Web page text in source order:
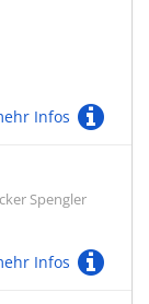
Infos
Spengler
Infos